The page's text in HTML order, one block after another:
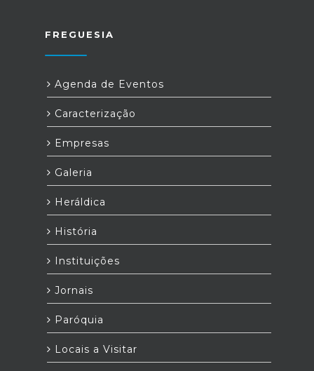
FREGUESIA
Agenda de Eventos
Caracterização
Empresas
Galeria
Heráldica
História
Instituições
Jornais
Paróquia
Locais a Visitar